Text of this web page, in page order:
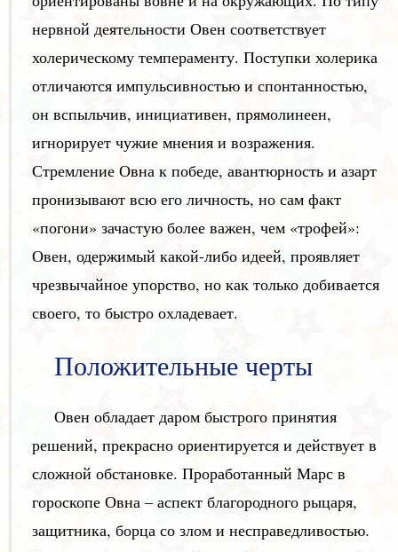
нервной деятельности Овен соответствует
холерическому темпераменту. Поступки холерика
отличаются импульсивностью и спонтанностью,
он вспыльчив, инициативен, прямолинеен,
игнорирует чужие мнения и возражения.
Стремление Овна к победе, авантюрность и азарт
пронизывают всю его личность, но сам факт
«погони» зачастую более важен, чем «трофей»:
Овен, одержимый какой-либо идеей, проявляет
чрезвычайное упорство, но как только добивается
своего, то быстро охладевает.
Положительные черты
Овен обладает даром быстрого принятия
решений, прекрасно ориентируется и действует в
сложной обстановке. Проработанный Марс в
гороскопе Овна – аспект благородного рыцаря,
защитника, борца со злом и несправедливостью.